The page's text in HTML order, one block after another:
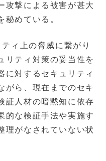
攻撃による被害が甚大
秘めている。
ィ上の脅威に繋がり
リティ対策の妥当性を
に対するセキュリティ
がら、現在までのセキ
証人材の暗黙知に依存
的な検証手法や実施す
理がなされていない状